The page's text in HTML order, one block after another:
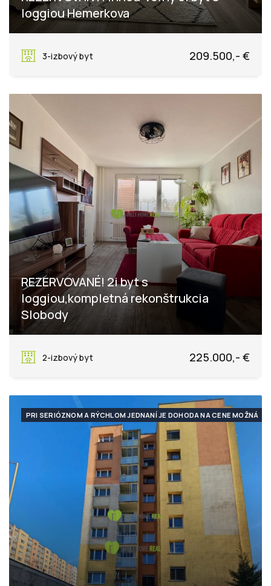
loggiou Hemerkova
3-izbový byt
209.500,- €
REZERVOVANÉ! 2i byt s
loggiou,kompletná rekonštrukcia
Slobody
2-izbový byt
225.000,- €
PRI SERIÓZNOM A RÝCHLOM JEDNANÍ JE DOHODA NA CENE MOŽNÁ